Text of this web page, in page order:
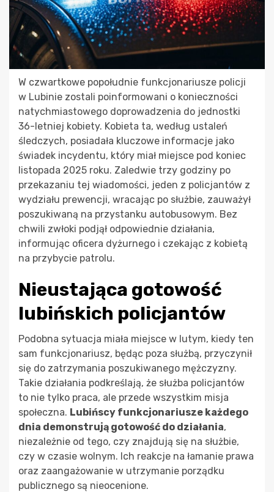
W czwartkowe popołudnie funkcjonariusze policji
w Lubinie zostali poinformowani o konieczności
natychmiastowego doprowadzenia do jednostki
36-letniej kobiety. Kobieta ta, według ustaleń
śledczych, posiadała kluczowe informacje jako
świadek incydentu, który miał miejsce pod koniec
listopada 2025 roku. Zaledwie trzy godziny po
przekazaniu tej wiadomości, jeden z policjantów z
wydziału prewencji, wracając po służbie, zauważył
poszukiwaną na przystanku autobusowym. Bez
chwili zwłoki podjął odpowiednie działania,
informując oficera dyżurnego i czekając z kobietą
na przybycie patrolu.
Nieustająca gotowość
lubińskich policjantów
Podobna sytuacja miała miejsce w lutym, kiedy ten
sam funkcjonariusz, będąc poza służbą, przyczynił
się do zatrzymania poszukiwanego mężczyzny.
Takie działania podkreślają, że służba policjantów
to nie tylko praca, ale przede wszystkim misja
społeczna. Lubińscy funkcjonariusze każdego
dnia demonstrują gotowość do działania,
niezależnie od tego, czy znajdują się na służbie,
czy w czasie wolnym. Ich reakcje na łamanie prawa
oraz zaangażowanie w utrzymanie porządku
publicznego są nieocenione.